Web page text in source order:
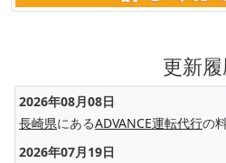
更新
2026年08月08日
長崎県にあるADVANCE運転代行の
2026年07月19日